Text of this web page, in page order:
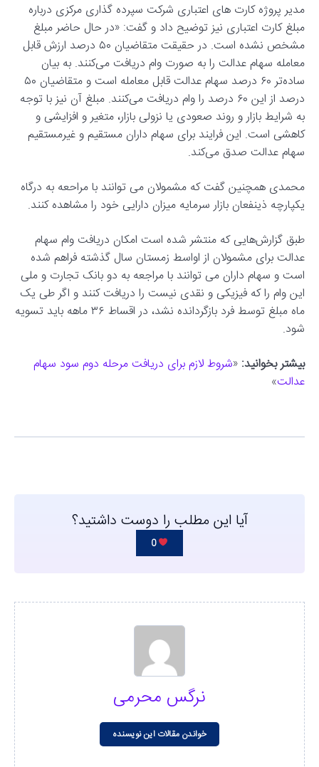
مدیر پروژه کارت های اعتباری شرکت سپرده گذاری مرکزی درباره
مبلغ کارت اعتباری نیز توضیح داد و گفت: «در حال حاضر مبلغ
مشخص نشده است. در حقیقت متقاضیان ۵۰ درصد ارزش قابل
معامله سهام عدالت را به صورت وام دریافت می‌کنند. به بیان
ساده‌تر ۶۰ درصد سهام عدالت قابل معامله است و متقاضیان ۵۰
درصد از این ۶۰ درصد را وام دریافت می‌کنند. مبلغ آن نیز با توجه
به شرایط بازار و روند صعودی یا نزولی بازار، متغیر و افزایشی و
کاهشی است. این فرایند برای سهام داران مستقیم و غیرمستقیم
سهام عدالت صدق می‌کند.
محمدی همچنین گفت که مشمولان می توانند با مراحعه به درگاه
یکپارچه ذینفعان بازار سرمایه میزان دارایی خود را مشاهده کنند.
طبق گزارش‌هایی که منتشر شده است امکان دریافت وام سهام
عدالت برای مشمولان از اواسط زمستان سال گذشته فراهم شده
است و سهام داران می توانند با مراجعه به دو بانک تجارت و ملی
این وام را که فیزیکی و نقدی نیست را دریافت کنند و اگر طی یک
ماه مبلغ توسط فرد بازگردانده نشد، در اقساط ۳۶ ماهه باید تسویه
شود.
بیشتر بخوانید: «شروط لازم برای دریافت مرحله دوم سود سهام
عدالت»
آیا این مطلب را دوست داشتید؟
0
نرگس محرمی
خواندن مقالات این نویسنده